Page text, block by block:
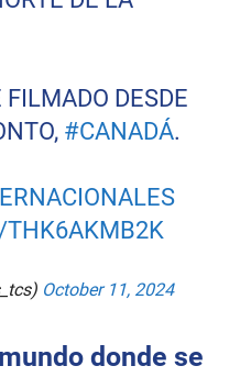
FILMADO DESDE
#CANADÁ.
THK6AKMB2K
October 11, 2024
donde se